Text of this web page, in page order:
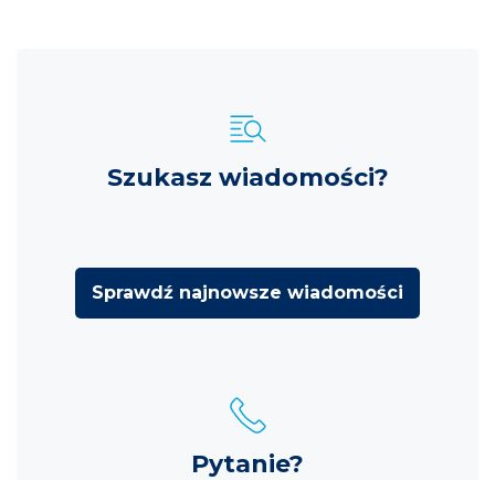
Szukasz wiadomości?
Sprawdź najnowsze wiadomości
Pytanie?